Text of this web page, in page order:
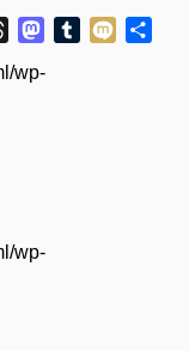
wp-
wp-
ThreadsMastodon
Tumblr
Mixi